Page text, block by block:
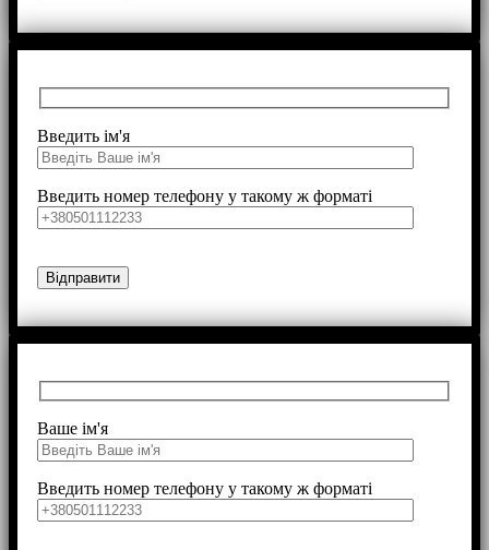
Введить ім'я
Введить номер телефону у такому ж форматі
Ваше ім'я
Введить номер телефону у такому ж форматі